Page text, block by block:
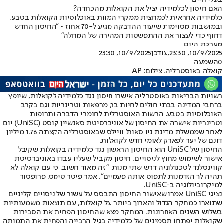
האם חיסון לכלמידיה יציל את הקואלות מהכחדה?
כלמידיה אחראית לכמחצית ממקרי המוות באוכלוסיות הקואלות בטבע,
ובמושבות מסוימות שיעור ההדבקה מגיע ל-70 אחוז • "החיסון החדש
דחוף כדי לעצור את ההתפשטות המהירה של המחלה"
מערכת היום
10/9/2025, 23:30
,עודכן10/9/2025, 23:30
0השמעה
קואלה באוסטרליה. צילום: AP
רשויות הבריאות באוסטרליה אישרו חיסון נגד כלמידיה לקואלות, שיופץ
ברחבי המדינה בבתי חולים לחיות בר, מרפאות וטרינריות וגם בקרב
האוכלוסיות בטבע. הרשות האוסטרלית לחומרי הדברה ותרופות
וטרינריות אישרה את החיסון של אוניברסיטת סאנשיין קוסט (UniSC) יום
לאחר שממשלת מדינת ניו סאות' וויילס שבאוסטרליה הקצתה 1.76 מיליון
דונם של יער לפארק לאומי חדש לקואלות.
החיסון של UniSC הוא החיסון הראשון נגד כלמידיה בקואלות שקיבל
אישור לשימוש מחוץ לניסויים. חיסון מקביל שעליו עבדו באוניברסיטת
קווינסלנד לטכנולוגיה דרש שתי מנות. "זה מאוד חשוב, כי עם קואלה לא
תהיה לך הזדמנות לתפוס אותה פעמיים", אמר פיטר טימס, פרופסור
למיקרוביולוגיה ב-UniSC.
נציגי UniSC אמרו שאישור החיסון התבסס על עשור של ניסויים קליניים
שתוארו כמחקר הגדול והארוך ביותר על קואלות, עם תוצאות משמעותיות
בשלוש השנים האחרונות. המחקר מצא שהחיסון הפחית את הסבירות
שקואלות יפתחו תסמינים של כלמידיה בגיל הרבייה והפחית את התמותה